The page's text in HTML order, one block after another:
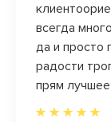
всегда
да и просто
радости
прям лучшее